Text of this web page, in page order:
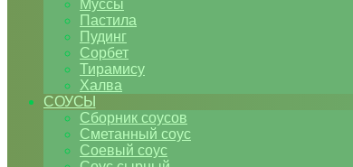
Муссы
Пастила
Пудинг
Сорбет
Тирамису
Халва
СОУСЫ
Сборник соусов
Сметанный соус
Соевый соус